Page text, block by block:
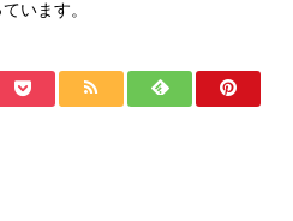
います。